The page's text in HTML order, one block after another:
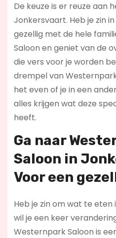
De keuze is er reuze aan
Jonkersvaart. Heb je zin
gezellig met de hele
Saloon en geniet van de
die vers voor je worden
drempel van
het even of je in een
alles krijgen wat deze
heeft.
Ga naar
Saloon in
Voor een
Heb je zin om wat te
wil je een keer
Westernpark Saloon is